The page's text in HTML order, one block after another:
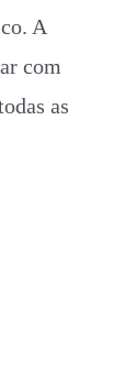
A
com
as